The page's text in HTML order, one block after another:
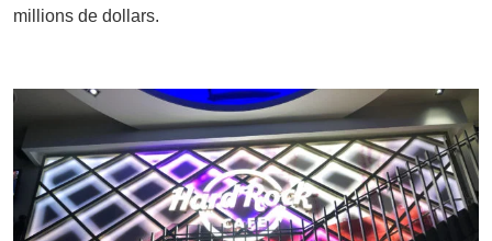
millions de dollars.